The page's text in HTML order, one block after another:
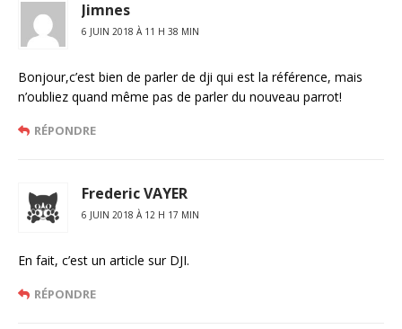
Jimnes
6 JUIN 2018 À 11 H 38 MIN
Bonjour,c’est bien de parler de dji qui est la référence, mais
n’oubliez quand même pas de parler du nouveau parrot!
RÉPONDRE
Frederic VAYER
6 JUIN 2018 À 12 H 17 MIN
En fait, c’est un article sur DJI.
RÉPONDRE